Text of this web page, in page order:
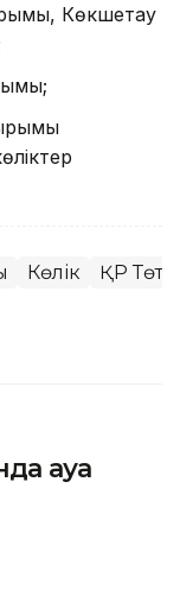
Көкшетау
Көлік ҚР
ауа